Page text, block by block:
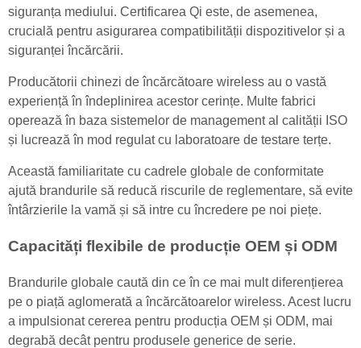
siguranța mediului. Certificarea Qi este, de asemenea,
crucială pentru asigurarea compatibilității dispozitivelor și a
siguranței încărcării.
Producătorii chinezi de încărcătoare wireless au o vastă
experiență în îndeplinirea acestor cerințe. Multe fabrici
operează în baza sistemelor de management al calității ISO
și lucrează în mod regulat cu laboratoare de testare terțe.
Această familiaritate cu cadrele globale de conformitate
ajută brandurile să reducă riscurile de reglementare, să evite
întârzierile la vamă și să intre cu încredere pe noi piețe.
Capacități flexibile de producție OEM și ODM
Brandurile globale caută din ce în ce mai mult diferențierea
pe o piață aglomerată a încărcătoarelor wireless. Acest lucru
a impulsionat cererea pentru producția OEM și ODM, mai
degrabă decât pentru produsele generice de serie.